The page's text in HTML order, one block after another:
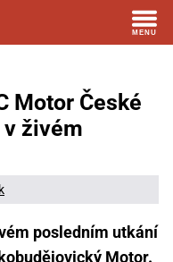
Motor České
živém
posledním utkání
Motor.